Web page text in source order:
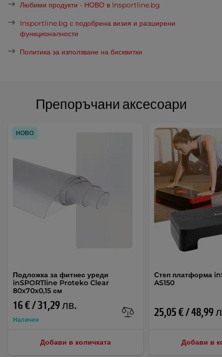
Препоръчани аксесоари
Подложка за фитнес уреди
inSPORTline Proteko Clear
80x70x0,15 см
16 € / 31,29 лв.
Наличен
НОВО
Добави в количката
Степ платформа
AS150
25,05 € / 48,99
Добави в
Любими продукти - НОВО в Insportline.bg
Insportline.bg с подобрена визия и разширени
функционалности
Политика за използване на бисквитки